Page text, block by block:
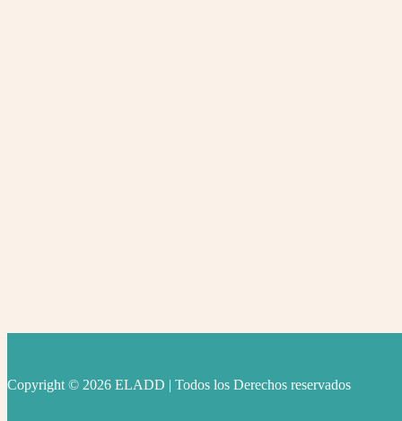
Copyright © 2026 ELADD | Todos los Derechos reservados